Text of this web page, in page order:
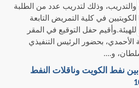
والتدريب، وذلك لتدريب عدد من الطلبة
الكويتيين في كلية التمريض التابعة
للهيئة.وأقيم حفل التوقيع في المقر
الأحمدي، بحضور الرئيس التنفيذي
و....
نفط الكويت وناقلات النفط